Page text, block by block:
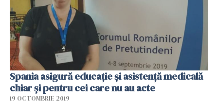
Spania asigură educație și asistență medicală
chiar și pentru cei care nu au acte
19 OCTOMBRIE 2019